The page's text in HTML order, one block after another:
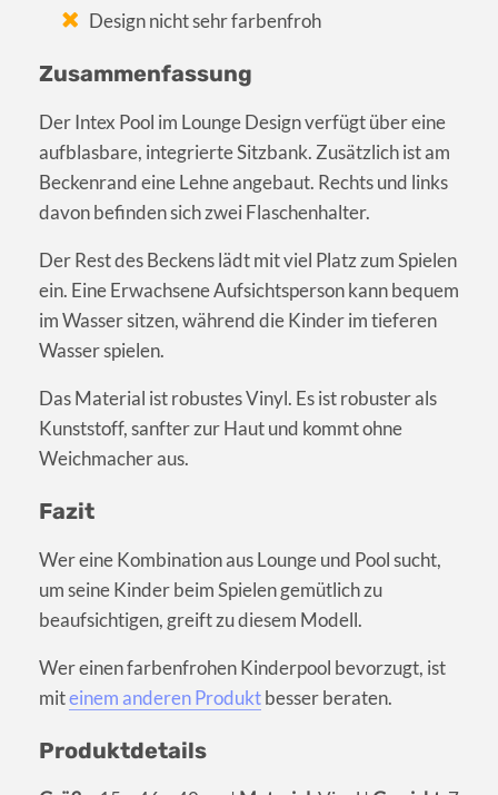
Design nicht sehr farbenfroh
Zusammenfassung
Der Intex Pool im Lounge Design verfügt über eine
aufblasbare, integrierte Sitzbank. Zusätzlich ist am
Beckenrand eine Lehne angebaut. Rechts und links
davon befinden sich zwei Flaschenhalter.
Der Rest des Beckens lädt mit viel Platz zum Spielen
ein. Eine Erwachsene Aufsichtsperson kann bequem
im Wasser sitzen, während die Kinder im tieferen
Wasser spielen.
Das Material ist robustes Vinyl. Es ist robuster als
Kunststoff, sanfter zur Haut und kommt ohne
Weichmacher aus.
Fazit
Wer eine Kombination aus Lounge und Pool sucht,
um seine Kinder beim Spielen gemütlich zu
beaufsichtigen, greift zu diesem Modell.
Wer einen farbenfrohen Kinderpool bevorzugt, ist
miteinem anderen Produktbesser beraten.
Produktdetails